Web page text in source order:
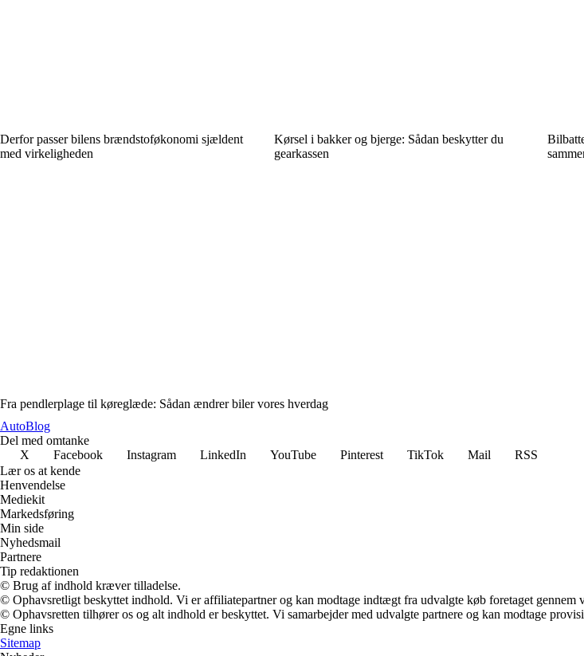
Derfor passer bilens brændstoføkonomi sjældent
med virkeligheden
Kørsel i bakker og bjerge: Sådan beskytter du
gearkassen
Fra pendlerplage til køreglæde: Sådan ændrer biler vores hverdag
AutoBlog
Del med omtanke
X
Facebook Instagram LinkedIn YouTube Pinterest TikTok Mail
RSS
Lær os at kende
Henvendelse
Mediekit
Markedsføring
Min side
Nyhedsmail
Partnere
Tip redaktionen
© Brug af indhold kræver tilladelse.
© Ophavsretligt beskyttet indhold. Vi er affiliatepartner og kan modtage indtægt fra udvalgte køb foretaget gennem
© Ophavsretten tilhører os og alt indhold er beskyttet. Vi samarbejder med udvalgte partnere og kan modtage
Egne links
Sitemap